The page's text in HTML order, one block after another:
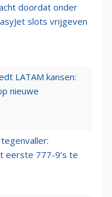
doordat onder
slots vrijgeven
LATAM kansen:
nieuwe
eerste 777-9’s te